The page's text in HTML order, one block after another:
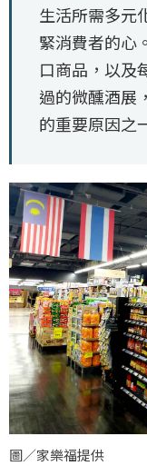
生活所需多元
緊消費者的心
口商品，以及
過的微醺酒展
的重要原因之
圖／家樂福提供